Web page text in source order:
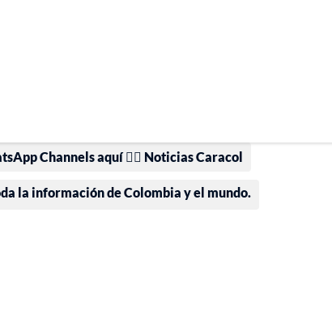
Channels aquí 👉🏻 Noticias Caracol
la información de Colombia y el mundo.